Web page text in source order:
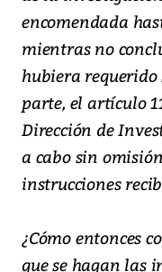
encomendada
mientras no
hubiera
parte, el artículo
Dirección de
a cabo sin
instrucciones
¿Cómo entonces
que se hagan las